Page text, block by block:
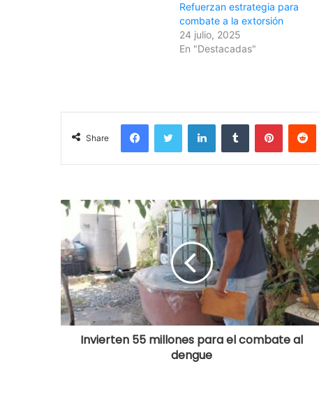
Refuerzan estrategia para
combate a la extorsión
24 julio, 2025
En "Destacadas"
Share
Invierten 55 millones para el combate al
dengue